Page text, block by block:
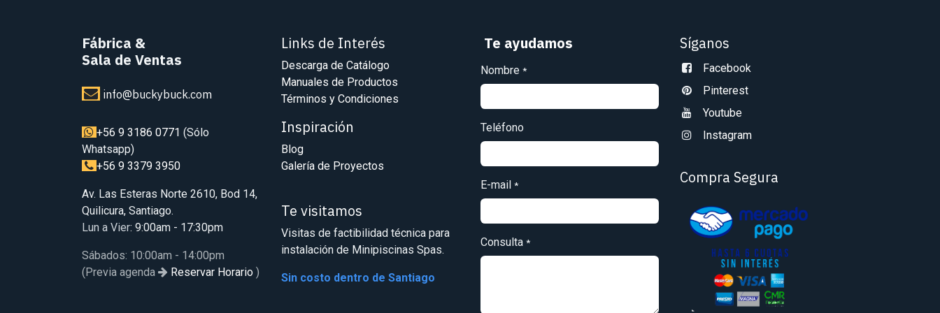
Fábrica &
Sala de Ventas
info@buckybuck.com
+56 9 3186 0771 (Sólo
Whatsapp)
+56 9 3379 3950
Av. Las Esteras Norte 2610, Bod 14,
Quilicura, Santiago.
Lun a Vier: 9:00am - 17:30pm
Sábados: 10:00am - 14:00pm
(Previa agenda
Reservar Horario )
Links de Interés
Descarga de Catálogo
Manuales de Productos
Términos y Condiciones
Inspiración
Blog
Galería de Proyectos
Te visitamos
Visitas de factibilidad técnica para
instalación de Minipiscinas Spas.
Sin costo dentro de Santiago
Te ayudamos
Nombre *
Teléfono
E-mail *
Consulta *
Síganos
Facebook
Pinterest
Youtube
Instagram
Compra Segura